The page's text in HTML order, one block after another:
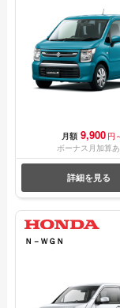
月額 9,900 円
ボーナス月加算
詳細を見る
Ｎ－ＷＧＮ